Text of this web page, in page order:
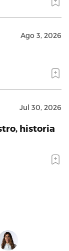
Ago 3, 2026
Jul 30, 2026
historia